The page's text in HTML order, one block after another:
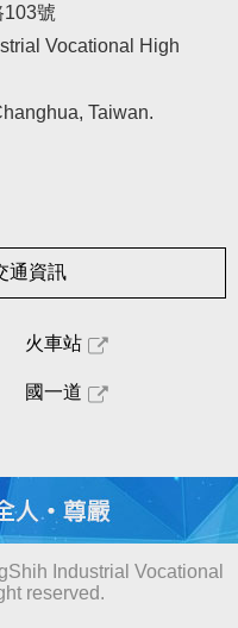
103號
Vocational High
Taiwan.
通資訊
火車站
國一道
Industrial Vocational
reserved.